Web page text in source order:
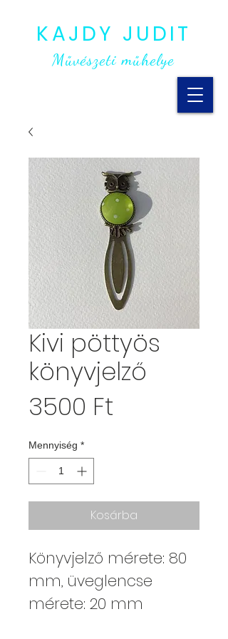
KAJDY JUDIT
Művészeti műhelye
Kivi pöttyös
könyvjelző
3500 Ft
Mennyiség *
Kosárba
Könyvjelző mérete: 80
mm, üveglencse
mérete: 20 mm